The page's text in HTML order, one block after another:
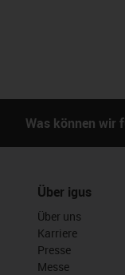
Was können wir
Über igus
Über uns
Karriere
Presse
Messe